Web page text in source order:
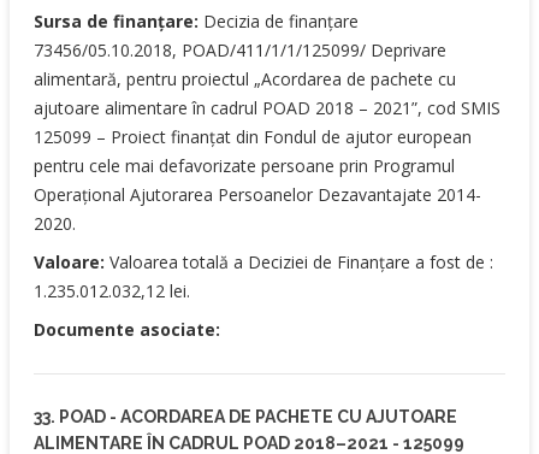
Sursa de finanțare: Decizia de finanțare
73456/05.10.2018, POAD/411/1/1/125099/ Deprivare
alimentară, pentru proiectul „Acordarea de pachete cu
ajutoare alimentare în cadrul POAD 2018 – 2021”, cod SMIS
125099 – Proiect finanțat din Fondul de ajutor european
pentru cele mai defavorizate persoane prin Programul
Operațional Ajutorarea Persoanelor Dezavantajate 2014-
2020.
Valoare: Valoarea totală a Deciziei de Finanțare a fost de :
1.235.012.032,12 lei.
Documente asociate:
33. POAD - ACORDAREA DE PACHETE CU AJUTOARE
ALIMENTARE ÎN CADRUL POAD 2018–2021 - 125099